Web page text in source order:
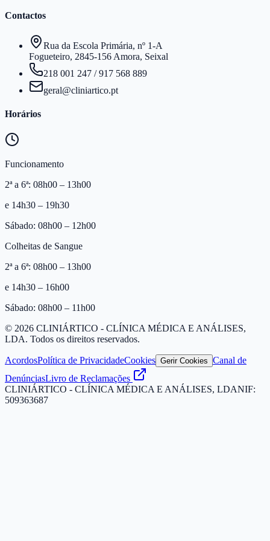
Contactos
Rua da Escola Primária, nº 1-A
Fogueteiro, 2845-156 Amora, Seixal
218 001 247 /917 568 889
geral@cliniartico.pt
Horários
Funcionamento
2ª a 6ª: 08h00 – 13h00
e 14h30 – 19h30
Sábado: 08h00 – 12h00
Colheitas de Sangue
2ª a 6ª: 08h00 – 13h00
e 14h30 – 16h00
Sábado: 08h00 – 11h00
© 2026 CLINIÁRTICO - CLÍNICA MÉDICA E ANÁLISES,
LDA. Todos os direitos reservados.
AcordosPolítica de PrivacidadeCookies Gerir Cookies Canal de
DenúnciasLivro de Reclamações
CLINIÁRTICO - CLÍNICA MÉDICA E ANÁLISES, LDANIF:
509363687